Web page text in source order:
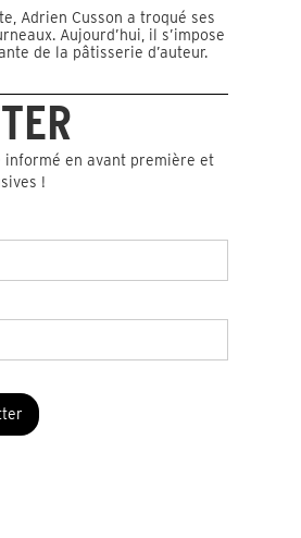
Adrien Cusson a troqué ses
Aujourd’hui, il s’impose
de la pâtisserie d’auteur.
informé en avant première et
!